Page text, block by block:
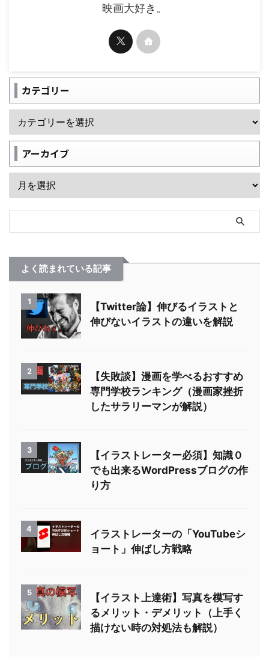
映画大好き。
カテゴリー
アーカイブ
よく読まれている記事
1
【Twitter論】伸びるイラストと
伸びないイラストの違いを解説
2
【失敗談】漫画を学べるおすすめ
専門学校ランキング（漫画家挫折
したサラリーマンが解説）
3
【イラストレーター必須】知識０
でも出来るWordPressブログの作
り方
4
イラストレーターの「YouTubeシ
ョート」伸ばし方戦略
5
【イラスト上達術】写真を模写す
るメリット・デメリット（上手く
描けない時の対処法も解説）